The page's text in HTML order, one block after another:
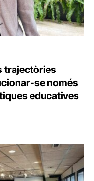
trajectòries
se només
educatives